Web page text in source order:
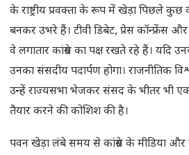
के राष्ट्रीय प्रवक्ता के रूप में खेड़ा पिछले कुछ
बनकर उभरे हैं। टीवी डिबेट, प्रेस कॉन्फ्रेंस
वे लगातार कांग्रेस का पक्ष रखते रहे हैं। यदि
उनका संसदीय पदार्पण होगा। राजनीतिक
उन्हें राज्यसभा भेजकर संसद के भीतर
तैयार करने की कोशिश की है।
पवन खेड़ा लंबे समय से कांग्रेस के मीडिया